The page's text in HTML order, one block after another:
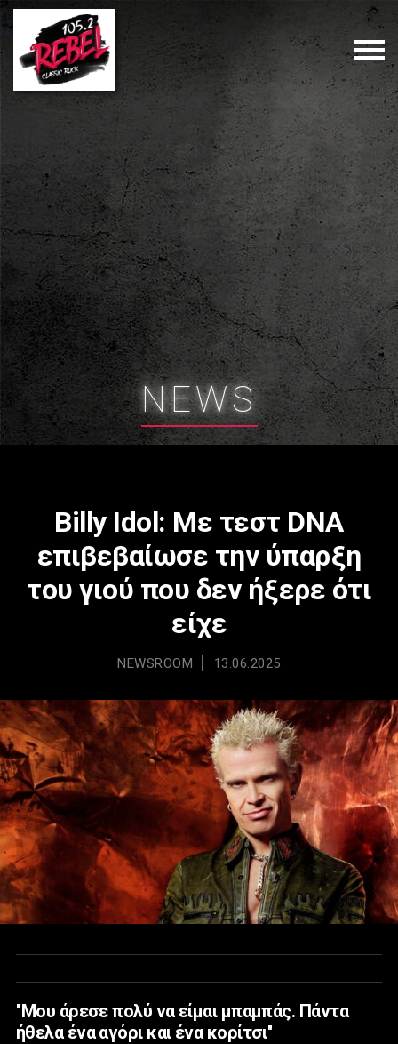
NEWS
Billy Idol: Με τεστ DNA
επιβεβαίωσε την ύπαρξη
του γιού που δεν ήξερε ότι
είχε
NEWSROOM 13.06.2025
''Μου άρεσε πολύ να είμαι μπαμπάς. Πάντα
ήθελα ένα αγόρι και ένα κορίτσι''